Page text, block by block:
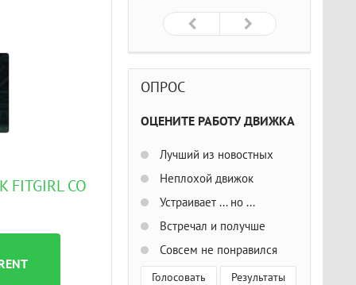
FITGIRL СО
ОПРОС
ОЦЕНИТЕ РАБОТУ ДВИЖКА
Лучший из новостных
Неплохой движок
Устраивает ... но ...
Встречал и получше
Совсем не понравился
Голосовать Результаты